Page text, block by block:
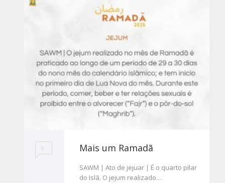
0 Mais um Ramadã
SAWM | Ato de jejuar | É o quarto pilar
do Islã. O jejum realizado…